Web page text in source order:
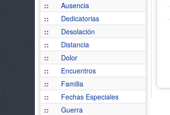
::
Ausencia
::
Dedicatorias
::
Desolación
::
Distancia
::
Dolor
::
Encuentros
::
Familia
::
Fechas Especiales
::
Guerra